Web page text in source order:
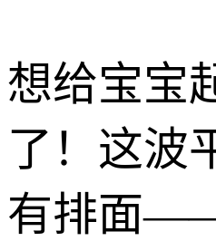
想给宝宝
了！这波
有排面——